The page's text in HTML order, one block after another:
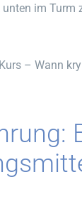
im Turm
– Wann